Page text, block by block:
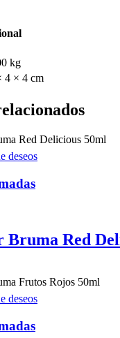
kg
4 × 4 cm
deseos
Bruma Red
deseos